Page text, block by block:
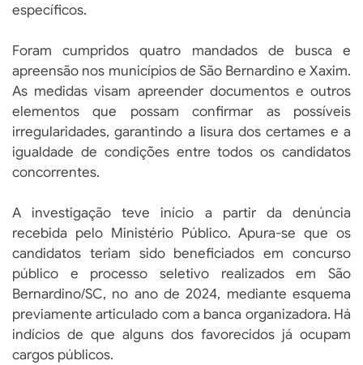
específicos.
Foram cumpridos quatro mandados de busca e
apreensão nos municípios de São Bernardino e Xaxim.
As medidas visam apreender documentos e outros
elementos que possam confirmar as possíveis
irregularidades, garantindo a lisura dos certames e a
igualdade de condições entre todos os candidatos
concorrentes.
A investigação teve início a partir da denúncia
recebida pelo Ministério Público. Apura-se que os
candidatos teriam sido beneficiados em concurso
público e processo seletivo realizados em São
Bernardino/SC, no ano de 2024, mediante esquema
previamente articulado com a banca organizadora. Há
indícios de que alguns dos favorecidos já ocupam
cargos públicos.